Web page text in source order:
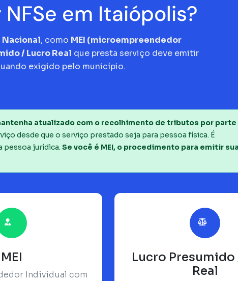
em Itaiópolis?
, como MEI (microempreendedor
/ Lucro Real que presta serviço deve emitir
exigido pelo município.
atualizado com o recolhimento de tributos por parte
desde que o serviço prestado seja para pessoa física. É
pessoa jurídica. Se você é MEI, o procedimento para emitir sua
MEI
Individual com
Lucro Presumido
Real